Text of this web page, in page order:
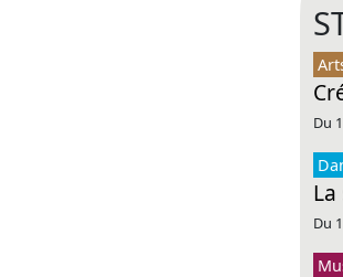
Du
Du